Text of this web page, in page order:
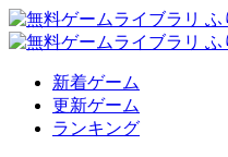
新着ゲーム
更新ゲーム
ランキング